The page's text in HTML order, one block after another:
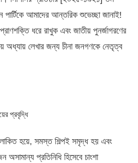
পার্টিকে আমাদের আন্তরিক শুভেচ্ছা জানাই!
প্রাণশক্তি ধরে রাখুক এবং জাতীয় পুনর্জাগরণের
অধ্যায় লেখার জন্য চীনা জনগণকে নেতৃত্ব
প্রবৃদ্ধি
হয়ে, সমস্ত শিল্পই সমৃদ্ধ হয় এবং
অসামান্য প্রতিনিধি হিসেবে চাংশা